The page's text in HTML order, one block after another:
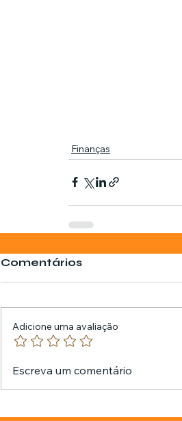
Finanças
Comentários
Adicione uma avaliação
Escreva um comentário